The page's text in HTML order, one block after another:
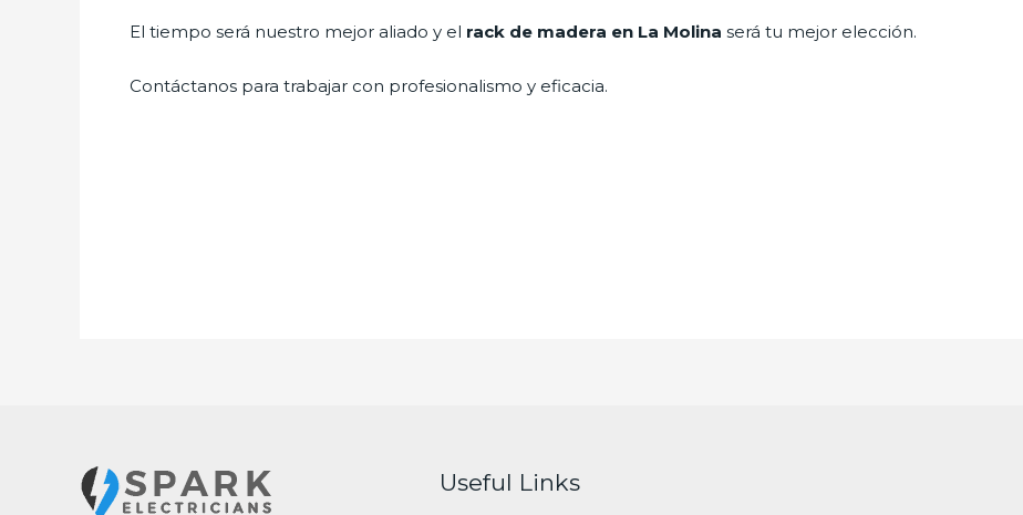
El tiempo será nuestro mejor aliado y el rack de madera en La Molina será tu mejor elección.
Contáctanos para trabajar con profesionalismo y eficacia.
Useful Links